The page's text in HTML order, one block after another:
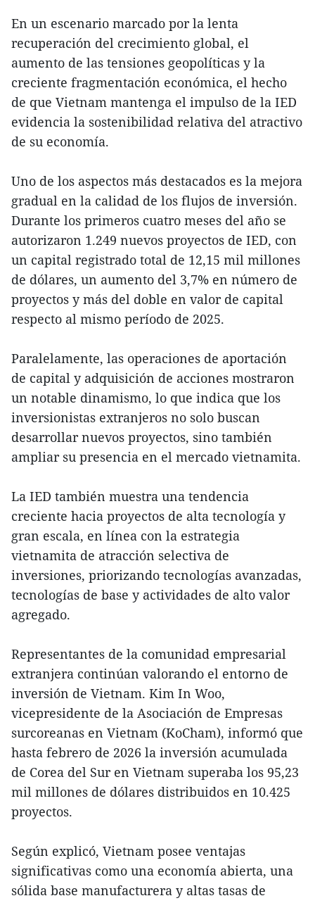
En un escenario marcado por la lenta
recuperación del crecimiento global, el
aumento de las tensiones geopolíticas y la
creciente fragmentación económica, el hecho
de que Vietnam mantenga el impulso de la IED
evidencia la sostenibilidad relativa del atractivo
de su economía.
Uno de los aspectos más destacados es la mejora
gradual en la calidad de los flujos de inversión.
Durante los primeros cuatro meses del año se
autorizaron 1.249 nuevos proyectos de IED, con
un capital registrado total de 12,15 mil millones
de dólares, un aumento del 3,7% en número de
proyectos y más del doble en valor de capital
respecto al mismo período de 2025.
Paralelamente, las operaciones de aportación
de capital y adquisición de acciones mostraron
un notable dinamismo, lo que indica que los
inversionistas extranjeros no solo buscan
desarrollar nuevos proyectos, sino también
ampliar su presencia en el mercado vietnamita.
La IED también muestra una tendencia
creciente hacia proyectos de alta tecnología y
gran escala, en línea con la estrategia
vietnamita de atracción selectiva de
inversiones, priorizando tecnologías avanzadas,
tecnologías de base y actividades de alto valor
agregado.
Representantes de la comunidad empresarial
extranjera continúan valorando el entorno de
inversión de Vietnam. Kim In Woo,
vicepresidente de la Asociación de Empresas
surcoreanas en Vietnam (KoCham), informó que
hasta febrero de 2026 la inversión acumulada
de Corea del Sur en Vietnam superaba los 95,23
mil millones de dólares distribuidos en 10.425
proyectos.
Según explicó, Vietnam posee ventajas
significativas como una economía abierta, una
sólida base manufacturera y altas tasas de